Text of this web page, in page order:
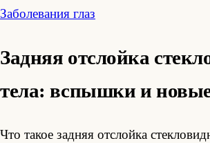
Заболевания глаз
Задняя отслойка
тела: вспышки и
Что такое задняя отслойка